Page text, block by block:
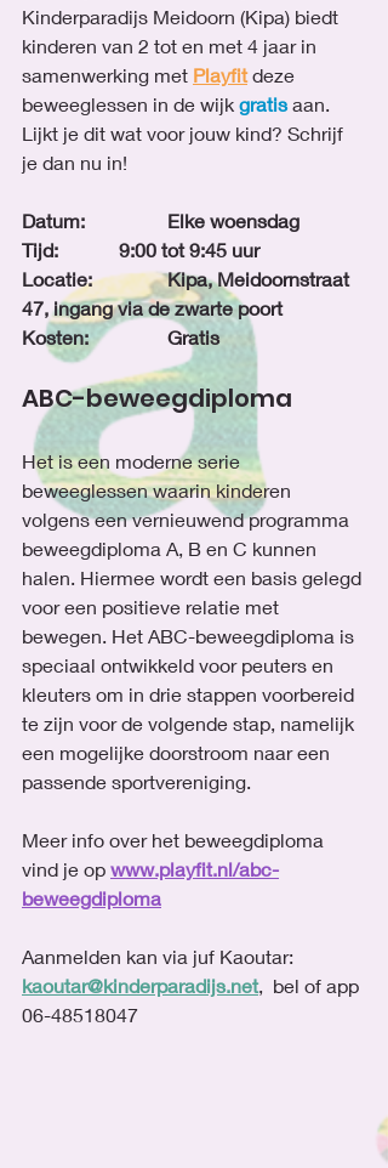
Kinderparadijs Meidoorn (Kipa) biedt
kinderen van 2 tot en met 4 jaar in
samenwerking met Playfit deze
beweeglessen in de wijk gratis aan.
Lijkt je dit wat voor jouw kind? Schrijf
je dan nu in!
Datum:		Elke woensdag
Tijd:		9:00 tot 9:45 uur
Locatie:		Kipa, Meidoornstraat
47, ingang via de zwarte poort
Kosten:		Gratis
ABC-beweegdiploma
Het is een moderne serie
beweeglessen waarin kinderen
volgens een vernieuwend programma
beweegdiploma A, B en C kunnen
halen. Hiermee wordt een basis gelegd
voor een positieve relatie met
bewegen. Het ABC-beweegdiploma is
speciaal ontwikkeld voor peuters en
kleuters om in drie stappen voorbereid
te zijn voor de volgende stap, namelijk
een mogelijke doorstroom naar een
passende sportvereniging.
Meer info over het beweegdiploma
vind je op www.playfit.nl/abc-
beweegdiploma
Aanmelden kan via juf Kaoutar:
kaoutar@kinderparadijs.net,  bel of app
06-48518047